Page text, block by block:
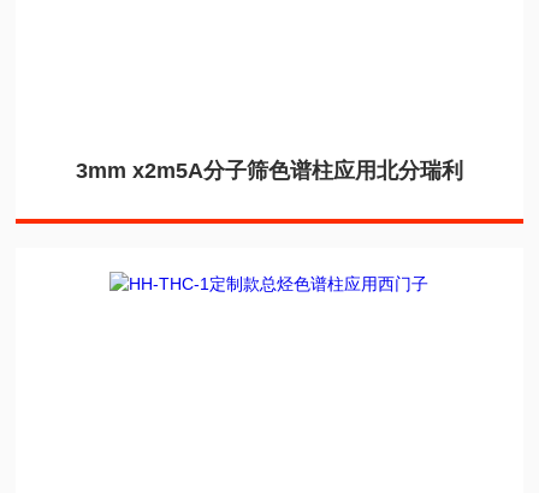
3mm x2m5A分子筛色谱柱应用北分瑞利